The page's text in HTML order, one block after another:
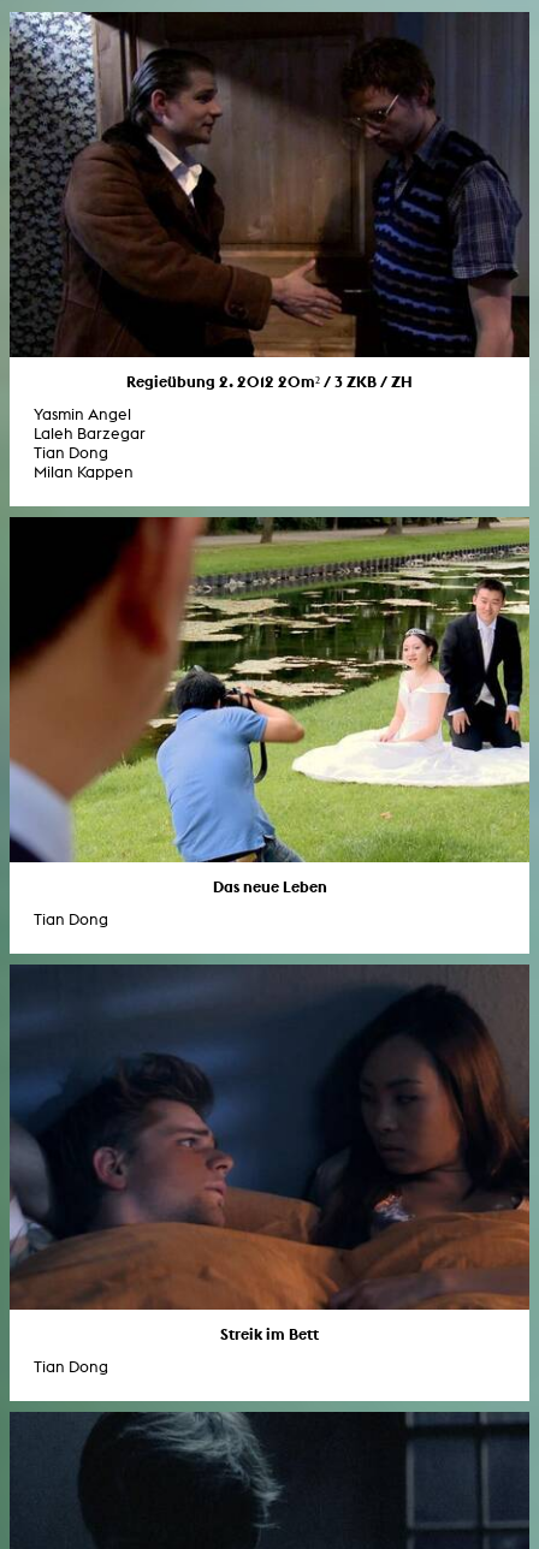
Regieübung 2. 2012 20m² / 3 ZKB / ZH
Yasmin Angel
Laleh Barzegar
Tian Dong
Milan Kappen
Das neue Leben
Tian Dong
Streik im Bett
Tian Dong